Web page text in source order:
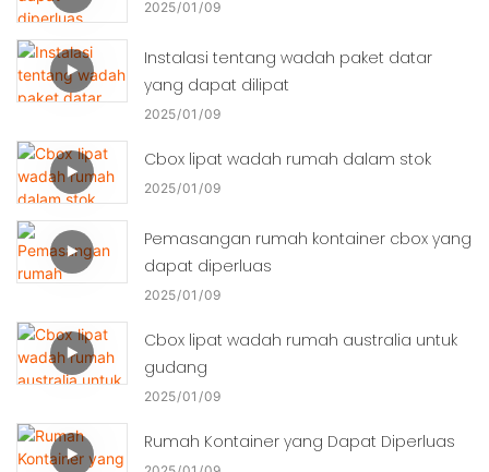
2025 01 09
Instalasi tentang wadah paket datar
yang dapat dilipat
2025 01 09
Cbox lipat wadah rumah dalam stok
2025 01 09
Pemasangan rumah kontainer cbox yang
dapat diperluas
2025 01 09
Cbox lipat wadah rumah australia untuk
gudang
2025 01 09
Rumah Kontainer yang Dapat Diperluas